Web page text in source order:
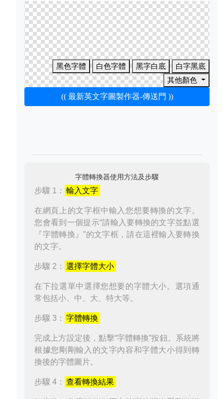
黑色字體 白色字體 黑字白底
白字黑底
其他顏色
(( 最新英文字圖製作器-傳送門 ))
字體轉換器使用方法及步驟
步驟 1： 輸入文字
在網頁上的文字框中輸入您想要轉換的文字。
您會看到一個提示“請輸入要轉換的文字並點選
『字體轉換』”的文字框，請在這裡輸入要轉換
的文字。
步驟 2： 選擇字體大小
在下拉選單中選擇您想要的字體大小。選項通
常包括小、中、大、特大等。
步驟 3： 字體轉換
完成上方設定後，點擊“字體轉換”按鈕。系統將
根據您剛剛輸入的文字內容和字體大小得到轉
換後的字體圖片。
步驟 4： 查看轉換結果